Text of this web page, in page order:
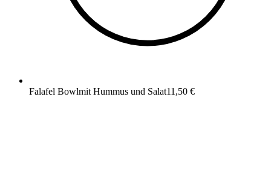
Falafel Bowlmit Hummus und Salat11,50 €